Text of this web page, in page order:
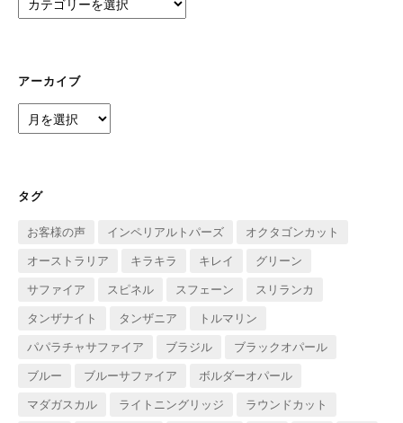
テ
ー
アーカイブ
ー
ブ
タグ
お客様の声 インペリアルトパーズ
オクタゴンカット
オーストラリア
キラキラ キレイ
グリーン
サファイア
スピネル スフェーン
スリランカ
タンザナイト
タンザニア
トルマリン
パパラチャサファイア
ブラジル
ブラックオパール
ブルー
ブルーサファイア
ボルダーオパール
マダガスカル
ライトニングリッジ ラウンドカット